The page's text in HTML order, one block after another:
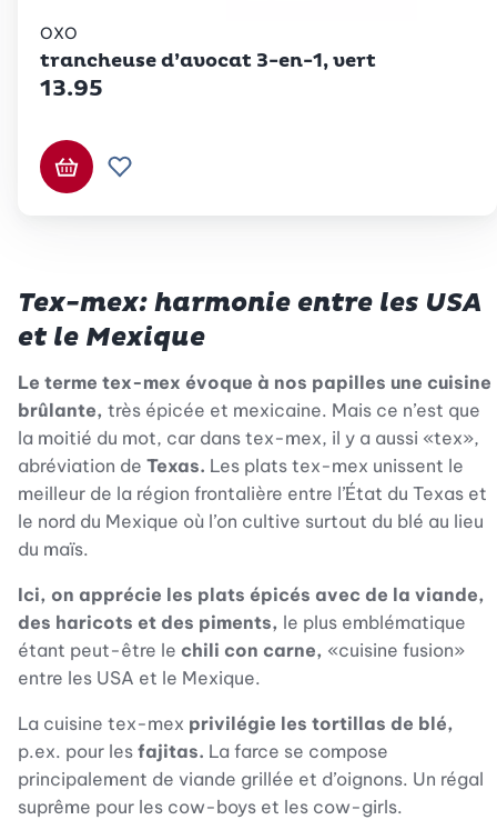
OXO
trancheuse d’avocat 3-en-1, vert
13.95
Ajouter au panier
Ajouter à la liste de souhaits.
Tex-mex: harmonie entre les USA
et le Mexique
Le terme tex-mex évoque à nos papilles une cuisine
brûlante, très épicée et mexicaine. Mais ce n’est que
la moitié du mot, car dans tex-mex, il y a aussi «tex»,
abréviation de Texas. Les plats tex-mex unissent le
meilleur de la région frontalière entre l’État du Texas et
le nord du Mexique où l’on cultive surtout du blé au lieu
du maïs.
Ici, on apprécie les plats épicés avec de la viande,
des haricots et des piments, le plus emblématique
étant peut-être le chili con carne, «cuisine fusion»
entre les USA et le Mexique.
La cuisine tex-mex privilégie les tortillas de blé,
p.ex. pour les fajitas. La farce se compose
principalement de viande grillée et d’oignons. Un régal
suprême pour les cow-boys et les cow-girls.